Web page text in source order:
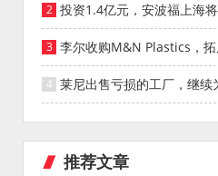
投资1.4亿元，安波福上海
能仓库
李尔收购M&N Plastics，拓
统业务
莱尼出售亏损的工厂，继续
投资者
推荐文章